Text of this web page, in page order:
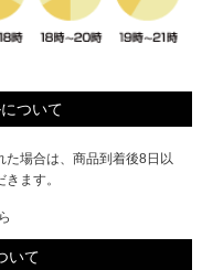
ついて
た場合は、商品到着後8日以
ます。
いて